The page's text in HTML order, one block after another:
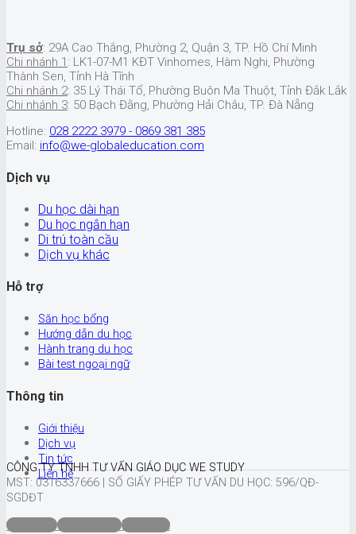
Trụ sở: 29A Cao Thắng, Phường 2, Quận 3, TP. Hồ Chí Minh
Chi nhánh 1 : LK1-07-M1 KĐT Vinhomes, Hàm Nghi, Phường
Thành Sen, Tỉnh Hà Tĩnh
Chi nhánh 2: 35 Lý Thái Tổ, Phường Buôn Ma Thuột, Tỉnh Đắk Lắk
Chi nhánh 3: 50 Bạch Đằng, Phường Hải Châu, TP. Đà Nẵng
Hotline: 028 2222 3979 - 0869 381 385
Email: info@we-globaleducation.com
Dịch vụ
Du học dài hạn
Du học ngắn hạn
Di trú toàn cầu
Dịch vụ khác
Hỗ trợ
Săn học bổng
Hướng dẫn du học
Hành trang du học
Bài test ngoại ngữ
Thông tin
Giới thiệu
Dịch vụ
Tin tức
Liên hệ
CÔNG TY TNHH TƯ VẤN GIÁO DỤC WE STUDY
MST: 0316337666 | SỐ GIẤY PHÉP TƯ VẤN DU HỌC: 596/QĐ-
SGDĐT
Quy định Điều khoản Bảo mật